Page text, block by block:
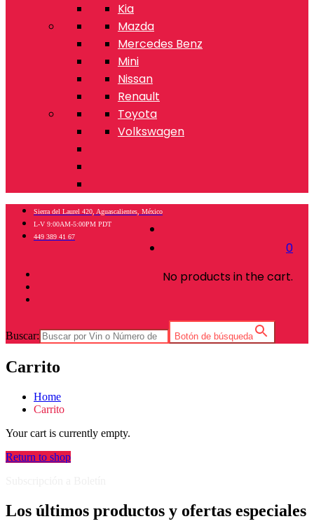
Kia
Mazda
Mercedes Benz
Mini
Nissan
Renault
Toyota
Volkswagen
0
No products in the cart.
Sierra del Laurel 420, Aguascalientes, México
L-V 9:00AM-5:00PM PDT
449 389 41 67
Buscar: Botón de búsqueda
Carrito
Home
Carrito
Your cart is currently empty.
Return to shop
Los últimos productos y ofertas especiales